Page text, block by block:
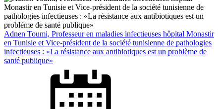
Adnen Toumi, Professeur en maladies infectieuses hôpital Monastir
en Tunisie et Vice-président de la société tunisienne de pathologies
infectieuses : «La résistance aux antibiotiques est un problème de
santé publique»